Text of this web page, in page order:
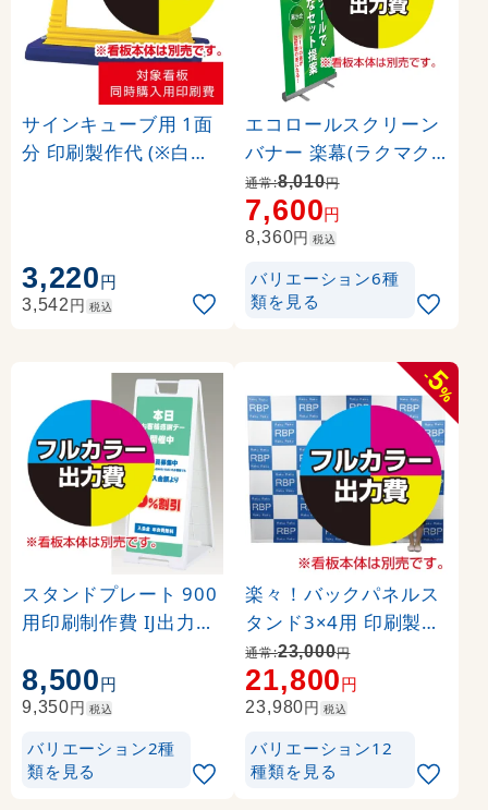
サインキューブ用 1面
分 印刷製作代 (※白無
3,220円
3,542円 税込
エコロールスクリーン
バナー 楽幕(ラクマク)
用 印刷製作代＋取付費
込み (※本体別売) 材質:
マット合成紙+片面ラ
ミネート【マット調】(
W850xH2110)
通常:8,010円
7,600円
8,360円 税込
バリエーション6種
類を見る
スタンドプレート 900
用印刷制作費 IJ出力＋
工込 【両面印刷】 ※看
板本体別売
8,500円
9,350円 税込
バリエーション2種
類を見る
-
5
%
楽々！バックパネルス
タンド3×4用 印刷製作
代 (※本体別売) トロマ
ット(2枚つなぎ) 正面
のみ 本体同時購入用 (
通常:23,000円
21,800円
23,980円 税込
バリエーション12
種類を見る